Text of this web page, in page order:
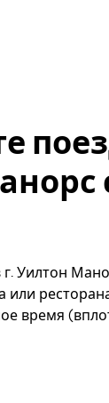
Уилтон
или
время